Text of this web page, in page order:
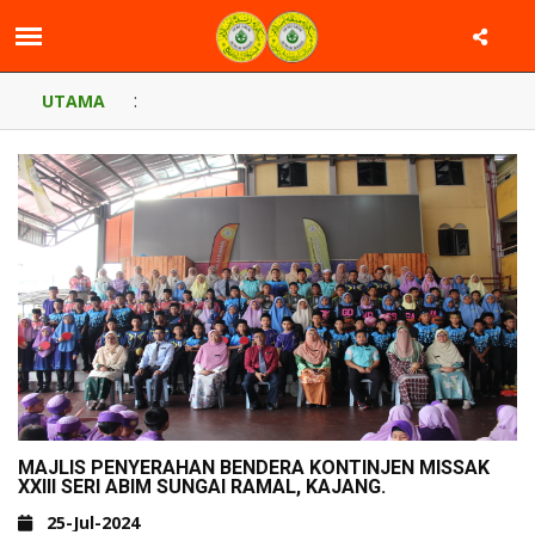
UTAMA :
MAJLIS PENYERAHAN BENDERA KONTINJEN MISSAK
XXIII SERI ABIM SUNGAI RAMAL, KAJANG.
25-Jul-2024